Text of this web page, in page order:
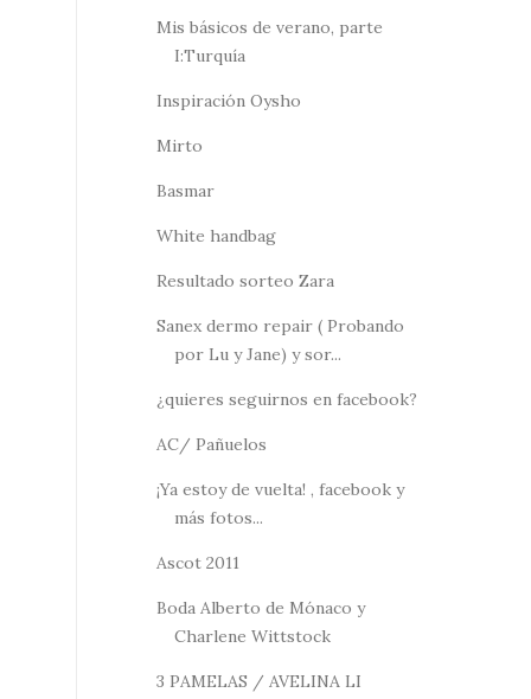
Mis básicos de verano, parte
I:Turquía
Inspiración Oysho
Mirto
Basmar
White handbag
Resultado sorteo Zara
Sanex dermo repair ( Probando
por Lu y Jane) y sor...
¿quieres seguirnos en facebook?
AC/ Pañuelos
¡Ya estoy de vuelta! , facebook y
más fotos...
Ascot 2011
Boda Alberto de Mónaco y
Charlene Wittstock
3 PAMELAS / AVELINA LI